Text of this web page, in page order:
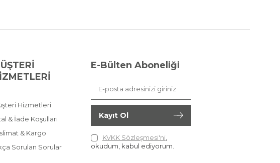
Hizmetleri
& İade Koşulları
& Kargo
Sorulan Sorular
E-Bülten Aboneliği
Kayıt Ol
KVKK Sözleşmesi'ni
okudum, kabul ediyorum.